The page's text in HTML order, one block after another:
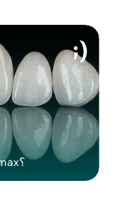
العنوان: ما هو قشور الأسن E-max؟